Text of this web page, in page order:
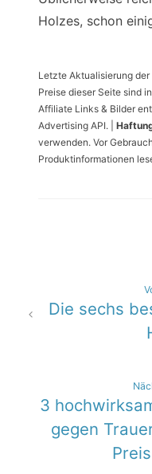
Holzes, schon
Letzte Aktualisierung
Preise dieser Seite sind
Affiliate Links & Bilder
Advertising API. |
verwenden. Vor
Produktinformationen
Die sechs
3
gegen